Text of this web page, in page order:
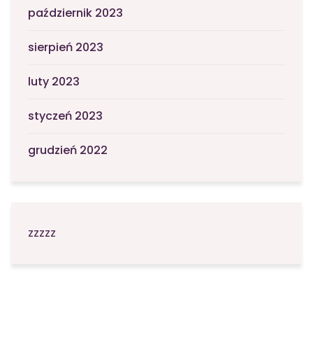
październik 2023
sierpień 2023
luty 2023
styczeń 2023
grudzień 2022
zzzzz